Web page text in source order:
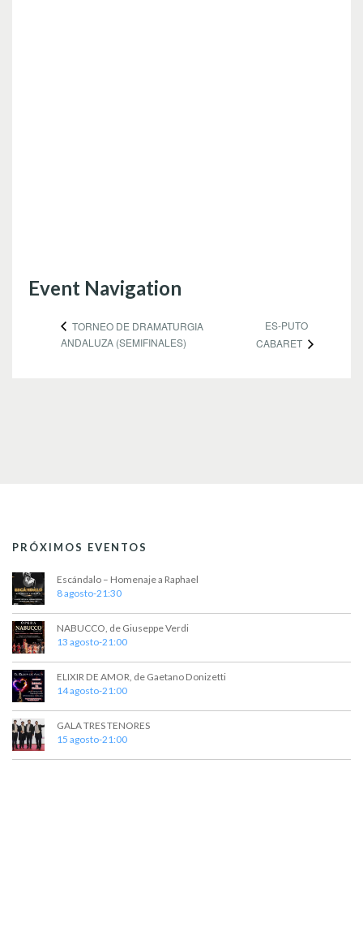
Event Navigation
TORNEO DE DRAMATURGIA
ANDALUZA (SEMIFINALES)
ES-PUTO
CABARET
PRÓXIMOS EVENTOS
Escándalo – Homenaje a Raphael
8 agosto-21:30
NABUCCO, de Giuseppe Verdi
13 agosto-21:00
ELIXIR DE AMOR, de Gaetano Donizetti
14 agosto-21:00
GALA TRES TENORES
15 agosto-21:00